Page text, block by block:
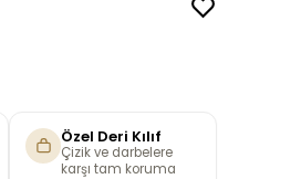
Özel Deri Kılıf
Çizik ve darbelere
karşı tam koruma